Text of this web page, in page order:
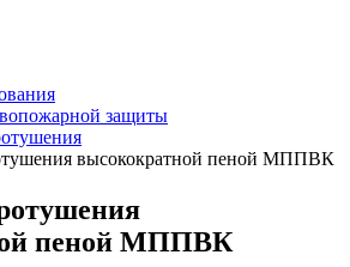
защиты
высокократной пеной МППВК
пеной МППВК